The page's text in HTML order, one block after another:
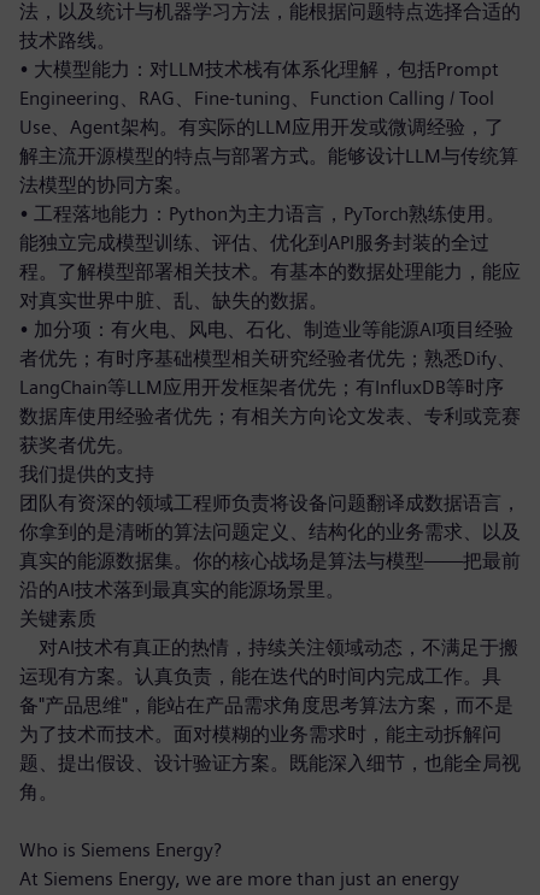
法，以及统计与机器学习方法，能根据问题特点选择合适的
技术路线。
• 大模型能力：对LLM技术栈有体系化理解，包括Prompt
Engineering、RAG、Fine-tuning、Function Calling / Tool
Use、Agent架构。有实际的LLM应用开发或微调经验，了
解主流开源模型的特点与部署方式。能够设计LLM与传统算
法模型的协同方案。
• 工程落地能力：Python为主力语言，PyTorch熟练使用。
能独立完成模型训练、评估、优化到API服务封装的全过
程。了解模型部署相关技术。有基本的数据处理能力，能应
对真实世界中脏、乱、缺失的数据。
• 加分项：有火电、风电、石化、制造业等能源AI项目经验
者优先；有时序基础模型相关研究经验者优先；熟悉Dify、
LangChain等LLM应用开发框架者优先；有InfluxDB等时序
数据库使用经验者优先；有相关方向论文发表、专利或竞赛
获奖者优先。
我们提供的支持
团队有资深的领域工程师负责将设备问题翻译成数据语言，
你拿到的是清晰的算法问题定义、结构化的业务需求、以及
真实的能源数据集。你的核心战场是算法与模型——把最前
沿的AI技术落到最真实的能源场景里。
关键素质
对AI技术有真正的热情，持续关注领域动态，不满足于搬
运现有方案。认真负责，能在迭代的时间内完成工作。具
备"产品思维"，能站在产品需求角度思考算法方案，而不是
为了技术而技术。面对模糊的业务需求时，能主动拆解问
题、提出假设、设计验证方案。既能深入细节，也能全局视
角。
Who is Siemens Energy?
At Siemens Energy, we are more than just an energy